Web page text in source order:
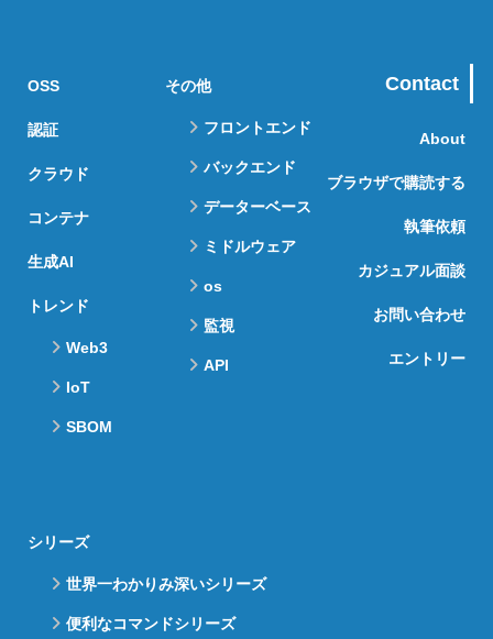
OSS
認証
クラウド
コンテナ
生成AI
トレンド
Web3
IoT
SBOM
その他
フロントエンド
バックエンド
データーベース
ミドルウェア
os
監視
API
シリーズ
世界一わかりみ深いシリーズ
便利なコマンドシリーズ
Contact
About
ブラウザで購読する
執筆依頼
カジュアル面談
お問い合わせ
エントリー